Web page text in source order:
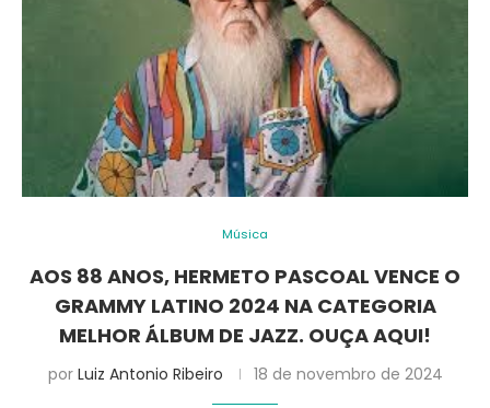
Música
AOS 88 ANOS, HERMETO PASCOAL VENCE O
GRAMMY LATINO 2024 NA CATEGORIA
MELHOR ÁLBUM DE JAZZ. OUÇA AQUI!
por Luiz Antonio Ribeiro 18 de novembro de 2024